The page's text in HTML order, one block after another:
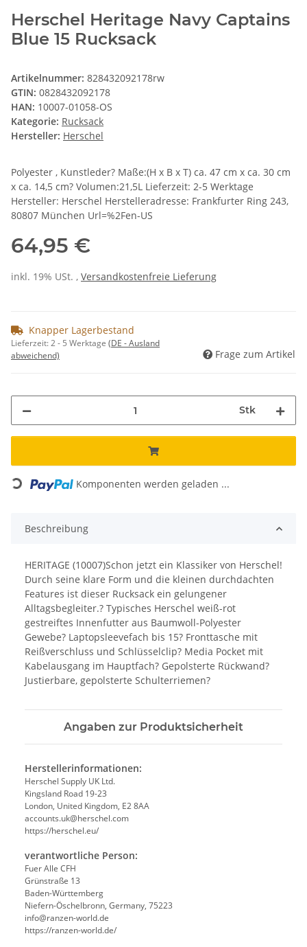
Herschel Heritage Navy Captains
Blue 15 Rucksack
Artikelnummer: 828432092178rw
GTIN: 0828432092178
HAN: 10007-01058-OS
Kategorie: Rucksack
Hersteller: Herschel
Polyester , Kunstleder? Maße:(H x B x T) ca. 47 cm x ca. 30 cm
x ca. 14,5 cm? Volumen:21,5L Lieferzeit: 2-5 Werktage
Hersteller: Herschel Herstelleradresse: Frankfurter Ring 243,
80807 München Url=%2Fen-US
64,95 €
inkl. 19% USt. , Versandkostenfreie Lieferung
Knapper Lagerbestand
Lieferzeit:2 - 5 Werktage (DE - Ausland
abweichend)
Frage zum Artikel
Stk
Loading... Komponenten werden geladen ...
Beschreibung
HERITAGE (10007)Schon jetzt ein Klassiker von Herschel!
Durch seine klare Form und die kleinen durchdachten
Features ist dieser Rucksack ein gelungener
Alltagsbegleiter.? Typisches Herschel weiß-rot
gestreiftes Innenfutter aus Baumwoll-Polyester
Gewebe? Laptopsleevefach bis 15? Fronttasche mit
Reißverschluss und Schlüsselclip? Media Pocket mit
Kabelausgang im Hauptfach? Gepolsterte Rückwand?
Justierbare, gepolsterte Schulterriemen?
Angaben zur Produktsicherheit
Herstellerinformationen:
Herschel Supply UK Ltd.
Kingsland Road 19-23
London, United Kingdom, E2 8AA
accounts.uk@herschel.com
https://herschel.eu/
verantwortliche Person:
Fuer Alle CFH
Grünstraße 13
Baden-Württemberg
Niefern-Öschelbronn, Germany, 75223
info@ranzen-world.de
https://ranzen-world.de/